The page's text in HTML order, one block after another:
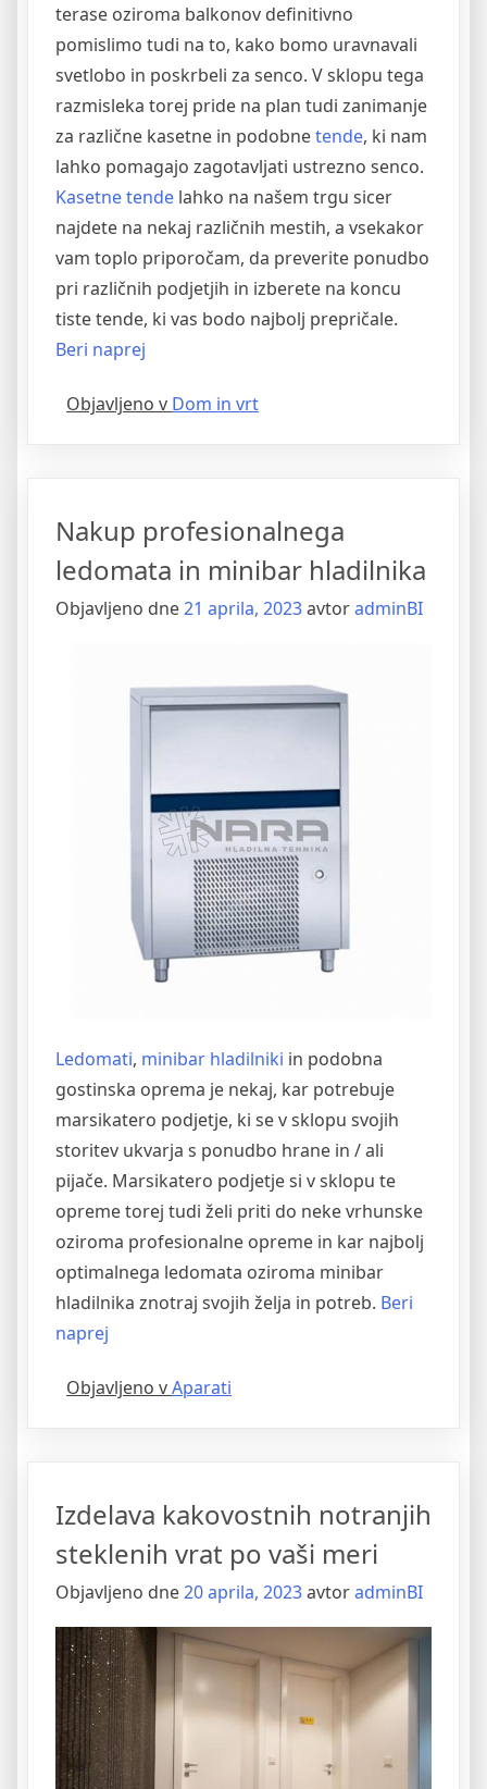
terase oziroma balkonov definitivno
pomislimo tudi na to, kako bomo uravnavali
svetlobo in poskrbeli za senco. V sklopu tega
razmisleka torej pride na plan tudi zanimanje
za različne kasetne in podobnetende, ki nam
lahko pomagajo zagotavljati ustrezno senco.
Kasetne tende lahko na našem trgu sicer
najdete na nekaj različnih mestih, a vsekakor
vam toplo priporočam, da preverite ponudbo
pri različnih podjetjih in izberete na koncu
tiste tende, ki vas bodo najbolj prepričale.
Beri naprej
tend
tend
za
Objavljeno v Dom in vrt
Nakup profesionalnega
ledomata in minibar hladilnika
Objavljeno dne21 aprila, 2023avtoradminBI
Ledomati, minibar hladilniki in podobna
gostinska oprema je nekaj, kar potrebuje
marsikatero podjetje, ki se v sklopu svojih
storitev ukvarja s ponudbo hrane in / ali
pijače. Marsikatero podjetje si v sklopu te
opreme torej tudi želi priti do neke vrhunske
oziroma profesionalne opreme in kar najbolj
optimalnega ledomata oziroma minibar
hladilnika znotraj svojih želja in potreb. Beri
naprej
ledomata
Objavljeno vAparati
Izdelava kakovostnih notranjih
steklenih vrat po vaši meri
Objavljeno dne20 aprila, 2023avtoradminBI